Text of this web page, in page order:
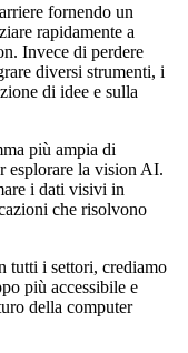
fornendo un
rapidamente a
Invece di perdere
diversi strumenti, i
di idee e sulla
più ampia di
esplorare la vision AI.
i dati visivi in
che risolvono
tutti i settori, crediamo
più accessibile e
della computer